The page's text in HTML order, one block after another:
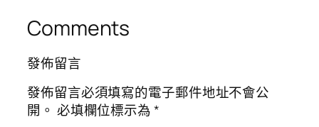
Comments
發佈留言
發佈留言必須填寫的電子郵件地址不會公
開。 必填欄位標示為*